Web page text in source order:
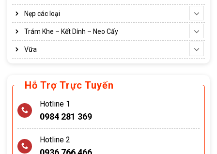
Nẹp các loại
Trám Khe – Kết Dính – Neo Cấy
Vữa
Hỗ Trợ Trực Tuyến
Hotline 1
0984 281 369
Hotline 2